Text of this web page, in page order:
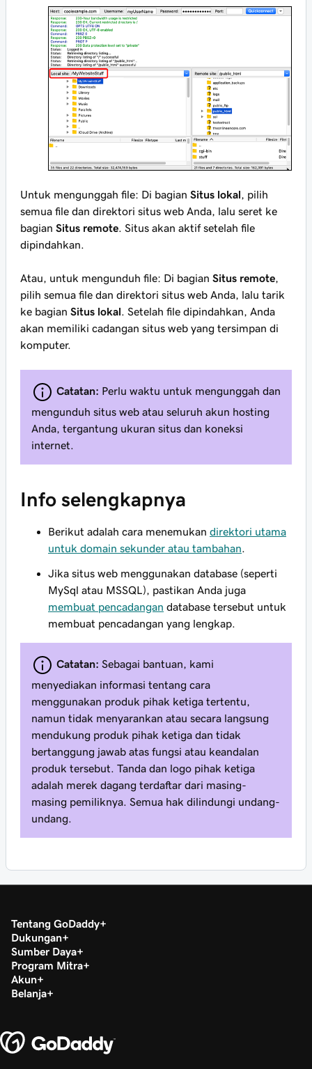
Untuk mengunggah file: Di bagian Situs lokal , pilih
semua file dan direktori situs web Anda, lalu seret ke
bagian Situs remote . Situs akan aktif setelah file
dipindahkan.
Atau, untuk mengunduh file: Di bagian Situs remote
pilih semua file dan direktori situs web Anda, lalu tarik
ke bagian Situs lokal . Setelah file dipindahkan, Anda
akan memiliki cadangan situs web yang tersimpan di
komputer.
Catatan: Perlu waktu untuk mengunggah dan
mengunduh situs web atau seluruh akun hosting
Anda, tergantung ukuran situs dan koneksi
internet.
Info selengkapnya
Berikut adalah cara menemukan direktori utama
untuk domain sekunder atau tambahan
Jika situs web menggunakan database (seperti
MySql atau MSSQL), pastikan Anda juga
membuat pencadangan database tersebut untuk
membuat pencadangan yang lengkap.
Catatan: Sebagai bantuan, kami
menyediakan informasi tentang cara
menggunakan produk pihak ketiga tertentu,
namun tidak menyarankan atau secara langsung
mendukung produk pihak ketiga dan tidak
bertanggung jawab atas fungsi atau keandalan
produk tersebut. Tanda dan logo pihak ketiga
adalah merek dagang terdaftar dari masing-
masing pemiliknya. Semua hak dilindungi undang-
undang.
Tentang GoDaddy
Dukungan
Sumber Daya
Program Mitra
Akun
Belanja